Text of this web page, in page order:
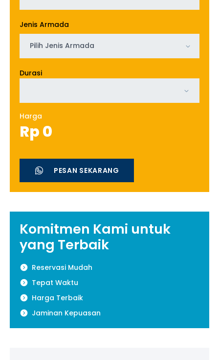
Jenis Armada
Pilih Jenis Armada
Durasi
Harga
Rp0
PESAN SEKARANG
Komitmen Kami untuk
yang Terbaik
Reservasi Mudah
Tepat Waktu
Harga Terbaik
Jaminan Kepuasan